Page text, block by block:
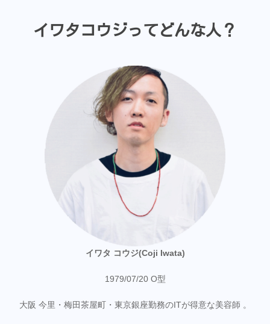
イワタコウジってどんな人？
イワタ コウジ(Coji Iwata)
1979/07/20 O型
大阪 今里・梅田茶屋町・東京銀座勤務のITが得意な美容師 。